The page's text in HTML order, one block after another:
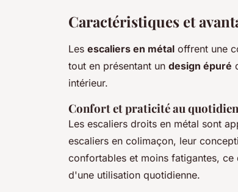
Caractéristiques et
Les escaliers en métal offrent une
tout en présentant un design épuré
intérieur.
Confort et praticité au quotidien
Les escaliers droits en métal sont
escaliers en colimaçon, leur
confortables et moins fatigantes,
d'une utilisation quotidienne.